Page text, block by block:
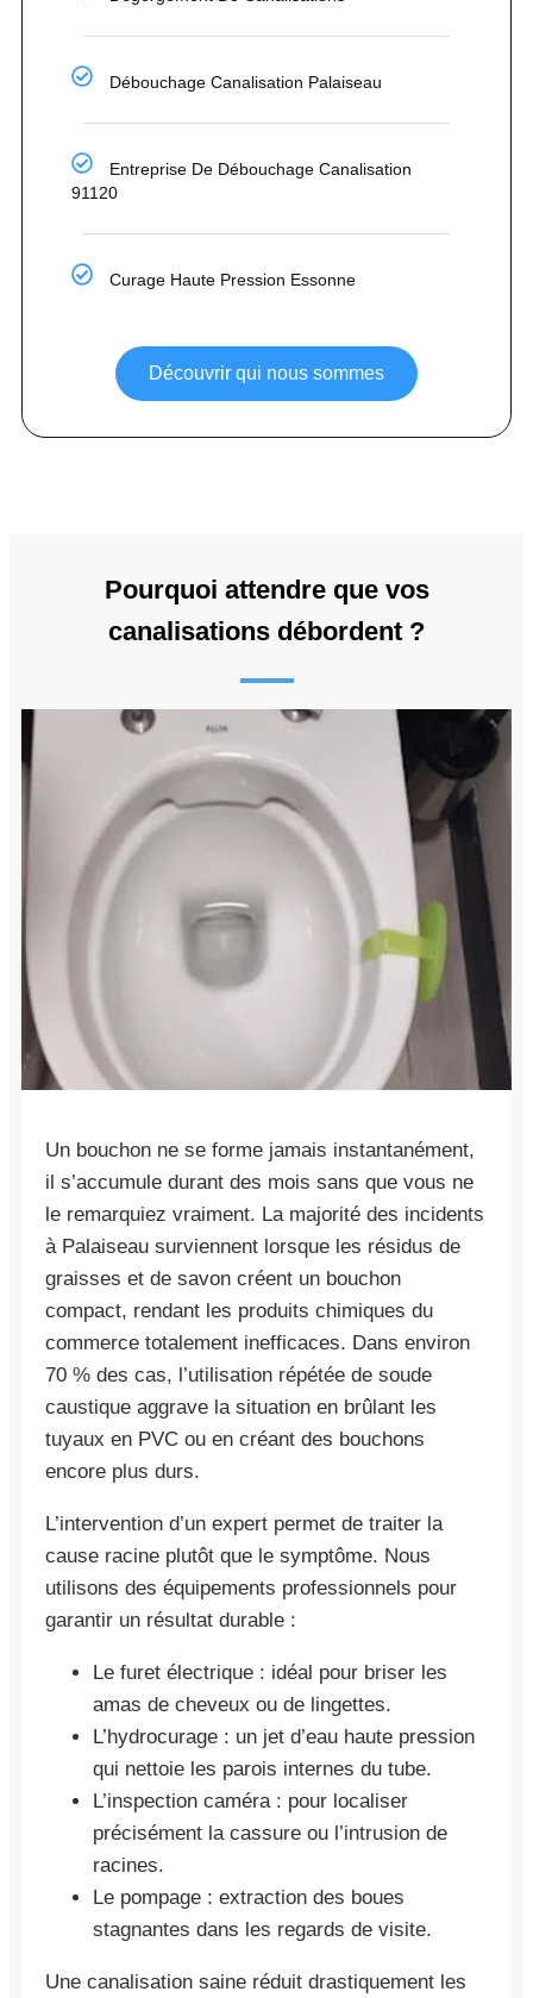
Débouchage Canalisation Palaiseau
Entreprise De Débouchage Canalisation
91120
Curage Haute Pression Essonne
Découvrir qui nous sommes
Pourquoi attendre que vos
canalisations débordent ?
Un bouchon ne se forme jamais instantanément,
il s’accumule durant des mois sans que vous ne
le remarquiez vraiment. La majorité des incidents
à Palaiseau surviennent lorsque les résidus de
graisses et de savon créent un bouchon
compact, rendant les produits chimiques du
commerce totalement inefficaces. Dans environ
70 % des cas, l’utilisation répétée de soude
caustique aggrave la situation en brûlant les
tuyaux en PVC ou en créant des bouchons
encore plus durs.
L’intervention d’un expert permet de traiter la
cause racine plutôt que le symptôme. Nous
utilisons des équipements professionnels pour
garantir un résultat durable :
Le furet électrique : idéal pour briser les
amas de cheveux ou de lingettes.
L’hydrocurage : un jet d’eau haute pression
qui nettoie les parois internes du tube.
L’inspection caméra : pour localiser
précisément la cassure ou l’intrusion de
racines.
Le pompage : extraction des boues
stagnantes dans les regards de visite.
Une canalisation saine réduit drastiquement les